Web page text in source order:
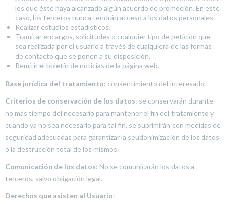
los que éste haya alcanzado algún acuerdo de promoción. En este
caso, los terceros nunca tendrán acceso a los datos personales.
Realizar estudios estadísticos.
Tramitar encargos, solicitudes o cualquier tipo de petición que
sea realizada por el usuario a través de cualquiera de las formas
de contacto que se ponen a su disposición.
Remitir el boletín de noticias de la página web.
Base jurídica del tratamiento: consentimiento del interesado.
Criterios de conservación de los datos: se conservarán durante
no más tiempo del necesario para mantener el fin del tratamiento y
cuando ya no sea necesario para tal fin, se suprimirán con medidas de
seguridad adecuadas para garantizar la seudonimización de los datos
o la destrucción total de los mismos.
Comunicación de los datos: No se comunicarán los datos a
terceros, salvo obligación legal.
Derechos que asisten al Usuario: